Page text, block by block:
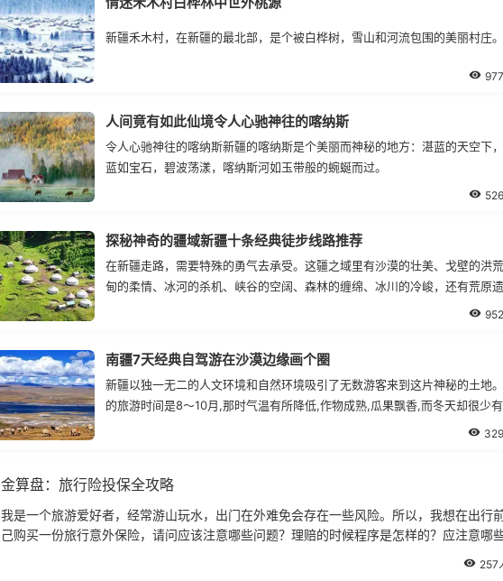
新疆禾木村，在新疆的最北部，是个被白桦树，雪山和河流包围的美丽村庄。
人间竟有如此仙境令人心驰神往的喀纳斯
令人心驰神往的喀纳斯新疆的喀纳斯是个美丽而神秘的地方：湛蓝的天空下
蓝如宝石，碧波荡漾，喀纳斯河如玉带般的蜿蜒而过。
探秘神奇的疆域新疆十条经典徒步线路推荐
在新疆走路，需要特殊的勇气去承受。这疆之域里有沙漠的壮美、戈壁的洪
甸的柔情、冰河的杀机、峡谷的空阔、森林的缠绵、冰川的冷峻，还有荒原
南疆7天经典自驾游在沙漠边缘画个圈
新疆以独一无二的人文环境和自然环境吸引了无数游客来到这片神秘的土地
的旅游时间是8～10月,那时气温有所降低,作物成熟,瓜果飘香,而冬天却很少
金算盘：旅行险投保全攻略
我是一个旅游爱好者，经常游山玩水，出门在外难免会存在一些风险。所以，我想在出行
己购买一份旅行意外保险，请问应该注意哪些问题？理赔的时候程序是怎样的？应注意哪
257